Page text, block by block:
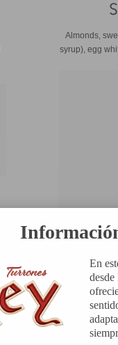
Almonds,
syrup), egg
Almonds,
En